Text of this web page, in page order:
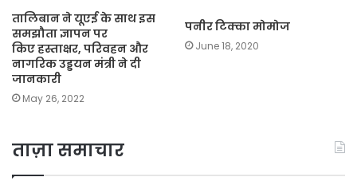
तालिबान ने यूएई के साथ इस
समझौता ज्ञापन पर
किए हस्ताक्षर, परिवहन और
नागरिक उड्डयन मंत्री ने दी
जानकारी
May 26, 2022
पनीर टिक्का मोमोज
June 18, 2020
ताज़ा समाचार